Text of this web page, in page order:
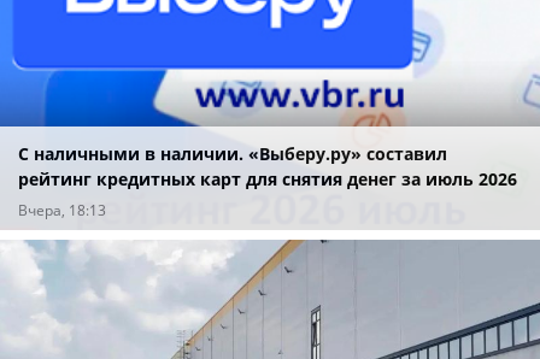
С наличными в наличии. «Выберу.ру» составил
рейтинг кредитных карт для снятия денег за июль 2026
года
Вчера, 18:13